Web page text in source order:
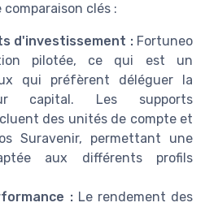
clés :
d'investissement :Fortuneo
pilotée, ce qui est un
qui préfèrent déléguer la
capital. Les supports
des unités de compte et
Suravenir, permettant une
aux différents profils
:Le rendement des